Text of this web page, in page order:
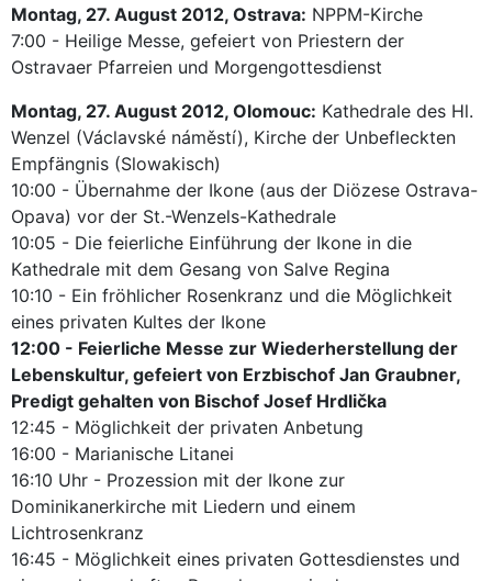
Montag, 27. August 2012, Ostrava: NPPM-Kirche
7:00 - Heilige Messe, gefeiert von Priestern der
Ostravaer Pfarreien und Morgengottesdienst
Montag, 27. August 2012, Olomouc: Kathedrale des Hl.
Wenzel (Václavské náměstí), Kirche der Unbefleckten
Empfängnis (Slowakisch)
10:00 - Übernahme der Ikone (aus der Diözese Ostrava-
Opava) vor der St.-Wenzels-Kathedrale
10:05 - Die feierliche Einführung der Ikone in die
Kathedrale mit dem Gesang von Salve Regina
10:10 - Ein fröhlicher Rosenkranz und die Möglichkeit
eines privaten Kultes der Ikone
12:00 - Feierliche Messe zur Wiederherstellung der
Lebenskultur, gefeiert von Erzbischof Jan Graubner,
Predigt gehalten von Bischof Josef Hrdlička
12:45 - Möglichkeit der privaten Anbetung
16:00 - Marianische Litanei
16:10 Uhr - Prozession mit der Ikone zur
Dominikanerkirche mit Liedern und einem
Lichtrosenkranz
16:45 - Möglichkeit eines privaten Gottesdienstes und